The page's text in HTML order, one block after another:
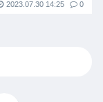
2023.07.30 14:25 0